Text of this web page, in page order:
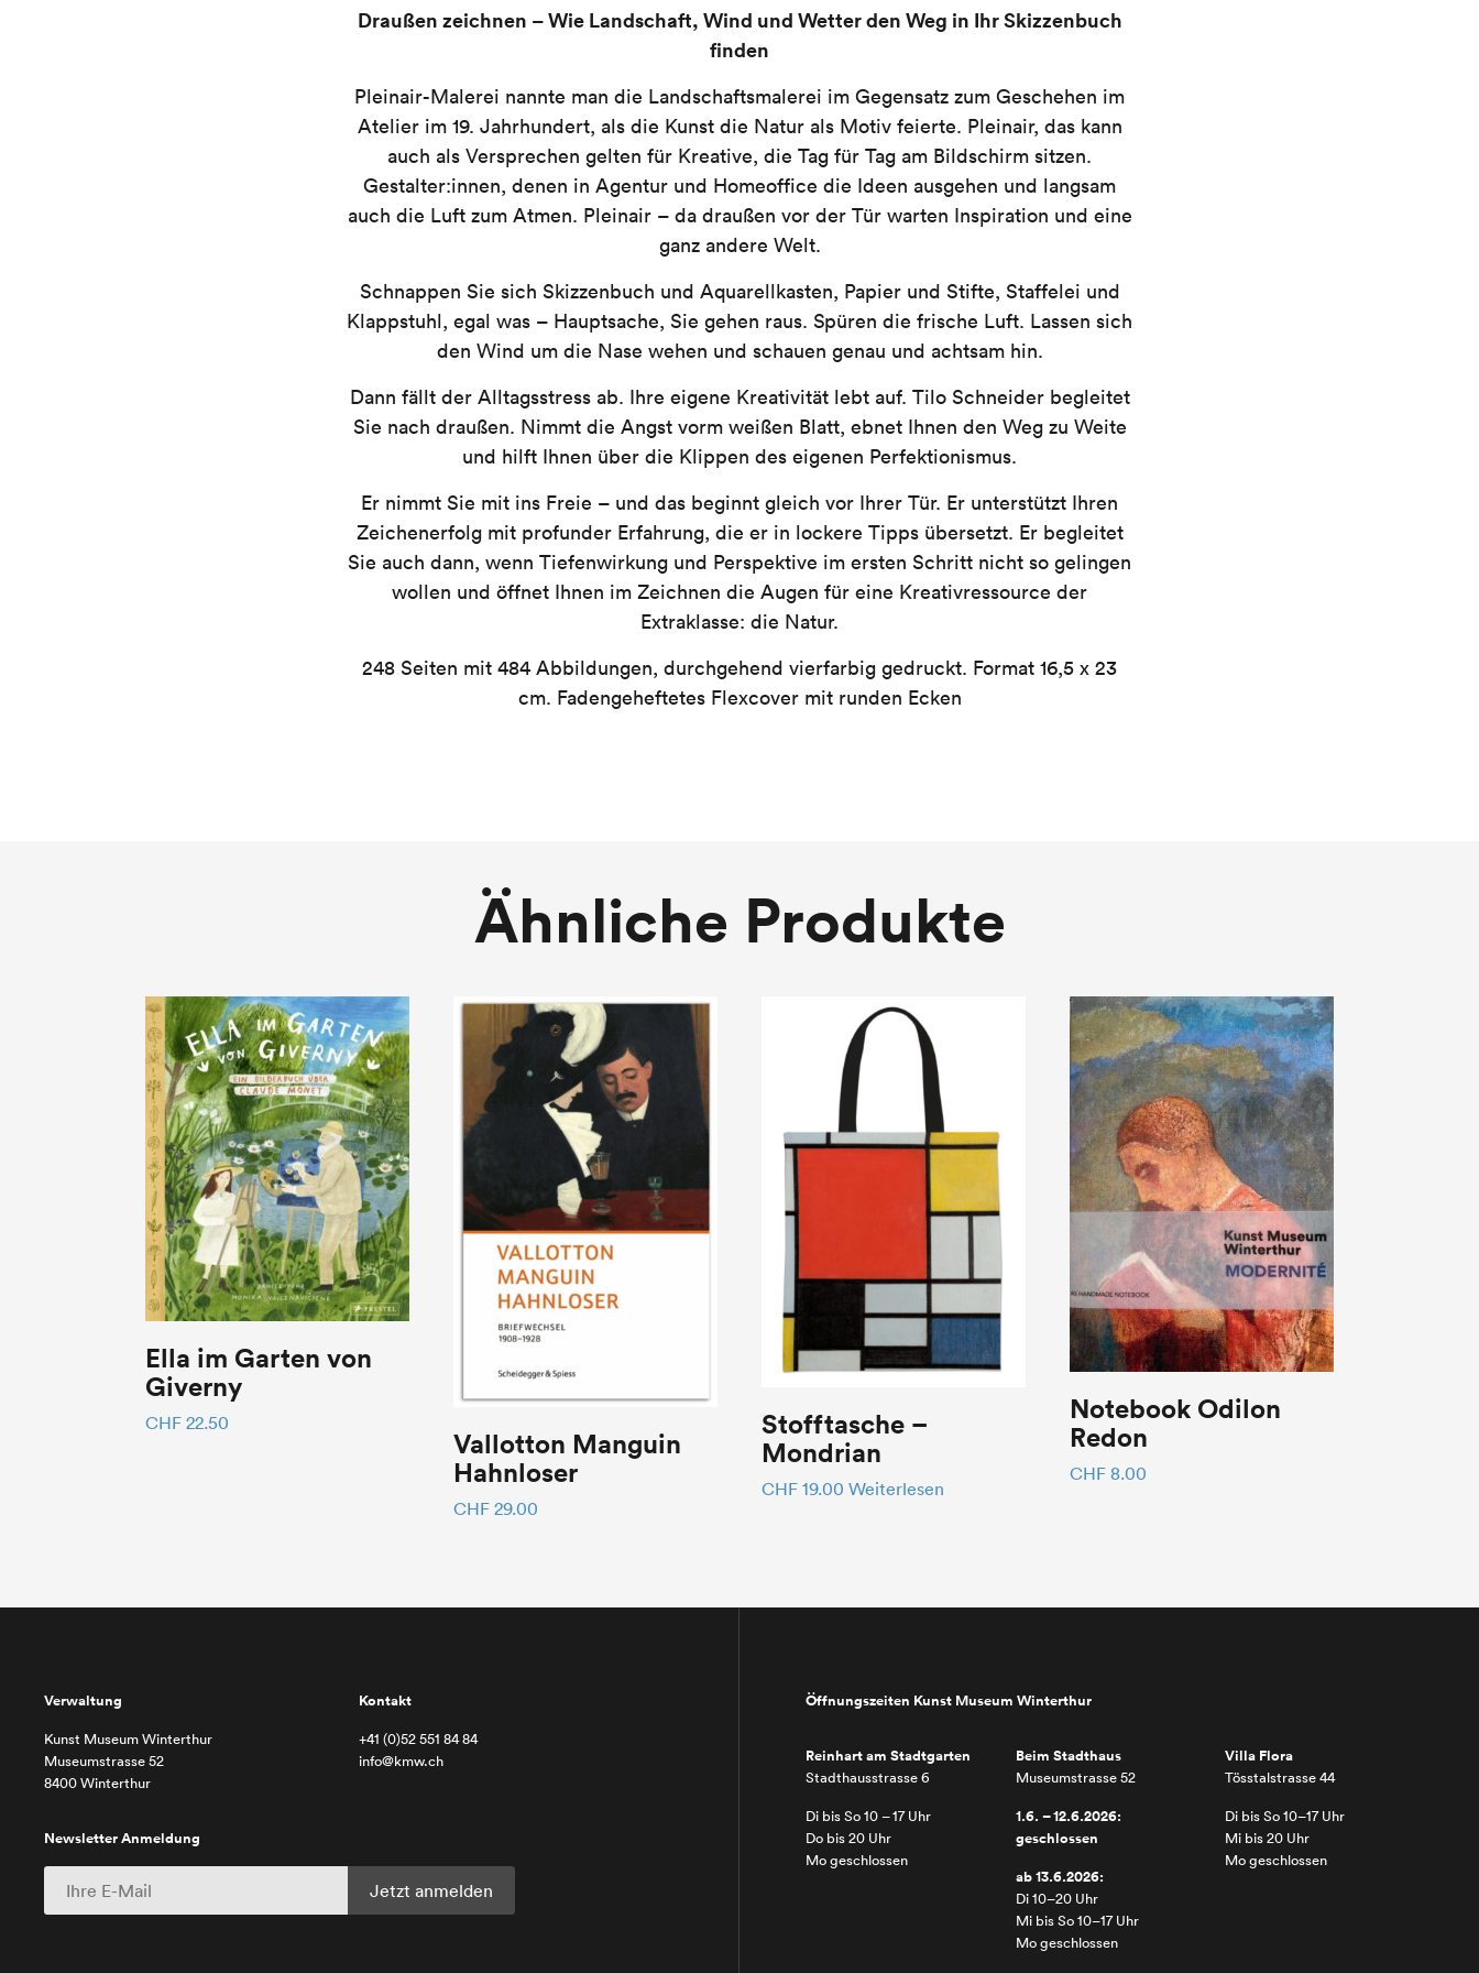
Draußen zeichnen – Wie Landschaft, Wind und Wetter den Weg in Ihr Skizzenbuch
finden
Pleinair-Malerei nannte man die Landschaftsmalerei im Gegensatz zum Geschehen im
Atelier im 19. Jahrhundert, als die Kunst die Natur als Motiv feierte. Pleinair, das kann
auch als Versprechen gelten für Kreative, die Tag für Tag am Bildschirm sitzen.
Gestalter:innen, denen in Agentur und Homeoffice die Ideen ausgehen und langsam
auch die Luft zum Atmen. Pleinair – da draußen vor der Tür warten Inspiration und eine
ganz andere Welt.
Schnappen Sie sich Skizzenbuch und Aquarellkasten, Papier und Stifte, Staffelei und
Klappstuhl, egal was – Hauptsache, Sie gehen raus. Spüren die frische Luft. Lassen sich
den Wind um die Nase wehen und schauen genau und achtsam hin.
Dann fällt der Alltagsstress ab. Ihre eigene Kreativität lebt auf. Tilo Schneider begleitet
Sie nach draußen. Nimmt die Angst vorm weißen Blatt, ebnet Ihnen den Weg zu Weite
und hilft Ihnen über die Klippen des eigenen Perfektionismus.
Er nimmt Sie mit ins Freie – und das beginnt gleich vor Ihrer Tür. Er unterstützt Ihren
Zeichenerfolg mit profunder Erfahrung, die er in lockere Tipps übersetzt. Er begleitet
Sie auch dann, wenn Tiefenwirkung und Perspektive im ersten Schritt nicht so gelingen
wollen und öffnet Ihnen im Zeichnen die Augen für eine Kreativressource der
Extraklasse: die Natur.
248 Seiten mit 484 Abbildungen, durchgehend vierfarbig gedruckt. Format 16,5 x 23
cm. Fadengeheftetes Flexcover mit runden Ecken
Ähnliche Produkte
Ella im Garten von
Giverny
CHF 22.50
Vallotton Manguin
Hahnloser
CHF 29.00
Stofftasche –
Mondrian
CHF 19.00 Weiterlesen
Notebook Odilon
Redon
CHF 8.00
Verwaltung
Kunst Museum Winterthur
Museumstrasse 52
8400 Winterthur
Kontakt
+41 (0)52 551 84 84
info@kmw.ch
Newsletter Anmeldung
Öffnungszeiten Kunst Museum Winterthur
Reinhart am Stadtgarten
Stadthausstrasse 6
Di bis So 10 – 17 Uhr
Do bis 20 Uhr
Mo geschlossen
Beim Stadthaus
Museumstrasse 52
1.6. – 12.6.2026:
geschlossen
ab 13.6.2026:
Di 10–20 Uhr
Mi bis So 10–17 Uhr
Mo geschlossen
Villa Flora
Tösstalstrasse 44
Di bis So 10–17 Uhr
Mi bis 20 Uhr
Mo geschlossen